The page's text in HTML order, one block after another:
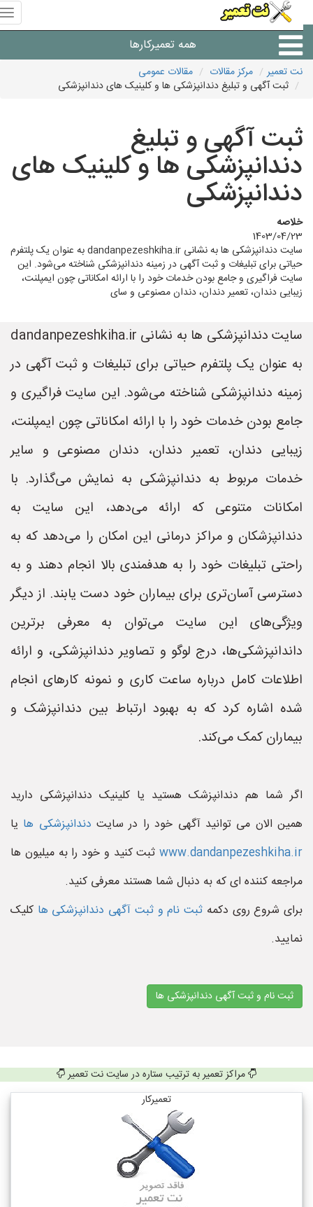
همه تعمیرکارها
شرکت های تعمیرات لوازم
نت تعمیر مرکز مقالات
مقالات عمومی
ثبت آگهی و تبلیغ دندانپزشکی ها و کلینیک های دندانپزشکی
ثبت آگهی و تبلیغ
دندانپزشکی ها و کلینیک های
دندانپزشکی
خلاصه
1403/04/23
سایت دندانپزشکی ها به نشانی dandanpezeshkiha.ir به عنوان یک پلتفرم
حیاتی برای تبلیغات و ثبت آگهی در زمینه دندانپزشکی شناخته می‌شود. این
سایت فراگیری و جامع بودن خدمات خود را با ارائه امکاناتی چون ایمپلنت،
زیبایی دندان، تعمیر دندان، دندان مصنوعی و سای
سایت دندانپزشکی ها به نشانی dandanpezeshkiha.ir
به عنوان یک پلتفرم حیاتی برای تبلیغات و ثبت آگهی در
زمینه دندانپزشکی شناخته می‌شود. این سایت فراگیری و
جامع بودن خدمات خود را با ارائه امکاناتی چون ایمپلنت،
زیبایی دندان، تعمیر دندان، دندان مصنوعی و سایر
خدمات مربوط به دندانپزشکی به نمایش می‌گذارد. با
امکانات متنوعی که ارائه می‌دهد، این سایت به
دندانپزشکان و مراکز درمانی این امکان را می‌دهد که به
راحتی تبلیغات خود را به هدفمندی بالا انجام دهند و به
دسترسی آسان‌تری برای بیماران خود دست یابند. از دیگر
ویژگی‌های این سایت می‌توان به معرفی برترین
داندانپزشکی‌ها، درج لوگو و تصاویر دندانپزشکی، و ارائه
اطلاعات کامل درباره ساعت کاری و نمونه کارهای انجام
شده اشاره کرد که به بهبود ارتباط بین دندانپزشک و
بیماران کمک می‌کند.
اگر شما هم دندانپزشک هستید یا کلینیک دندانپزشکی دارید
همین الان می توانید آگهی خود را در سایتدندانپزشکی ها یا
www.dandanpezeshkiha.irثبت کنید و خود را به میلیون ها
مراجعه کننده ای که به دنبال شما هستند معرفی کنید.
برای شروع روی دکمهثبت نام و ثبت آگهی دندانپزشکی هاکلیک
نمایید.
ثبت نام و ثبت آگهی دندانپزشکی ها
مراکز تعمیر به ترتیب ستاره در سایت نت تعمیر
تعمیرکار